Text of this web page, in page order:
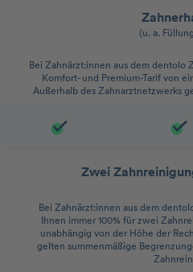
(u. a.
Bei Zahnärzt:innen aus dem dentolo
Komfort- und Premium-Tarif von
Außerhalb des Zahnarztnetzwerks
Zwei
Bei Zahnärzt:innen aus dem
Ihnen immer 100% für zwei
unabhängig von der Höhe der
gelten summenmäßige